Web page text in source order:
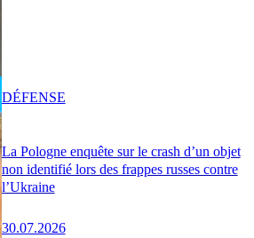
La Pologne enquête sur le crash d’un objet
non identifié lors des frappes russes contre
l’Ukraine
30.07.2026
DÉFENSE